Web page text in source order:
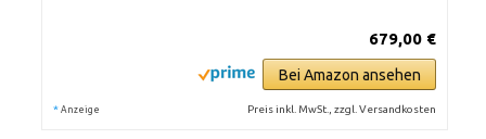
679,00 €
Bei Amazon ansehen
* Anzeige Preis inkl. MwSt., zzgl. Versandkosten